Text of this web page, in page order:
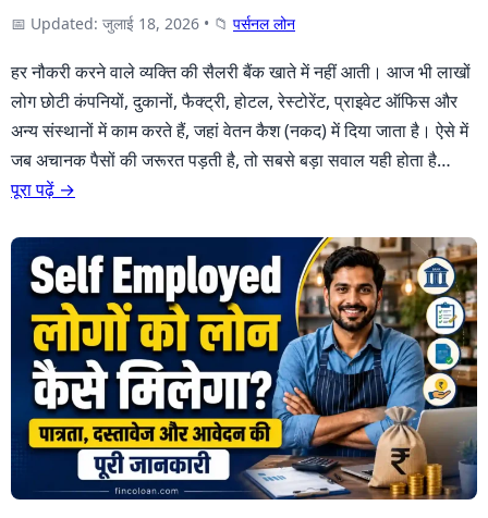
📅 Updated: जुलाई 18, 2026 • 📁 पर्सनल लोन
हर नौकरी करने वाले व्यक्ति की सैलरी बैंक खाते में नहीं आती। आज भी लाखों
लोग छोटी कंपनियों, दुकानों, फैक्ट्री, होटल, रेस्टोरेंट, प्राइवेट ऑफिस और
अन्य संस्थानों में काम करते हैं, जहां वेतन कैश (नकद) में दिया जाता है। ऐसे में
जब अचानक पैसों की जरूरत पड़ती है, तो सबसे बड़ा सवाल यही होता है…
पूरा पढ़ें →